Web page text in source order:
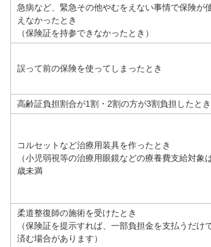
急病など、緊急その他やむをえない事情で保険が
えなかったとき
（保険証を持参できなかったとき）
誤って前の保険を使ってしまったとき
高齢証負担割合が1割・2割の方が3割負担したとき
コルセットなど治療用装具を作ったとき
（小児弱視等の治療用眼鏡などの療養費支給対象
歳未満
柔道整復師の施術を受けたとき
（保険証を提示すれば、一部負担金を支払うだけ
済む場合があります）